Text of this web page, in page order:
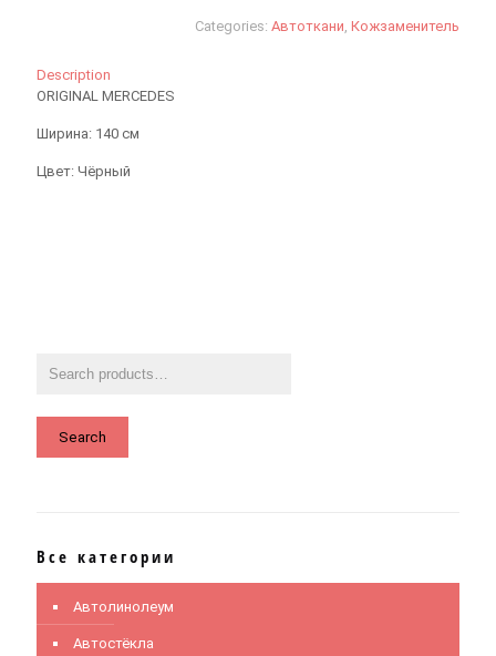
Categories: Автоткани Кожзаменитель
Description
ORIGINAL MERCEDES
Ширина: 140 см
Цвет: Чёрный
Search
Все категории
Автолинолеум
Автостёкла